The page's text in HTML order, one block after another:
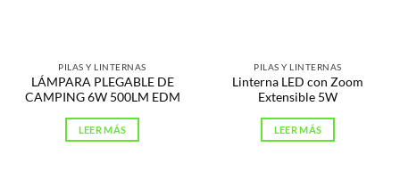
PILAS Y LINTERNAS
LÁMPARA PLEGABLE DE
CAMPING 6W 500LM EDM
LEER MÁS
PILAS Y LINTERNAS
Linterna LED con Zoom
Extensible 5W
LEER MÁS